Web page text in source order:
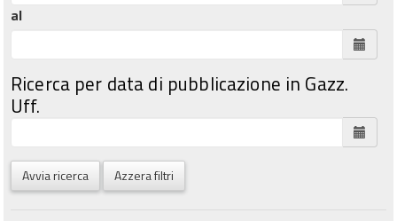
al
Ricerca per data di pubblicazione in Gazz.
Uff.
Avvia ricerca Azzera filtri